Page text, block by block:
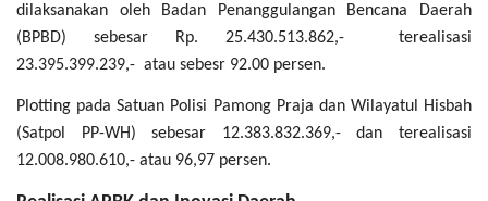
dilaksanakan oleh Badan Penanggulangan Bencana Daerah
(BPBD) sebesar Rp. 25.430.513.862,- terealisasi
23.395.399.239,- atau sebesr 92.00 persen.
Plotting pada Satuan Polisi Pamong Praja dan Wilayatul Hisbah
(Satpol PP-WH) sebesar 12.383.832.369,- dan terealisasi
12.008.980.610,- atau 96,97 persen.